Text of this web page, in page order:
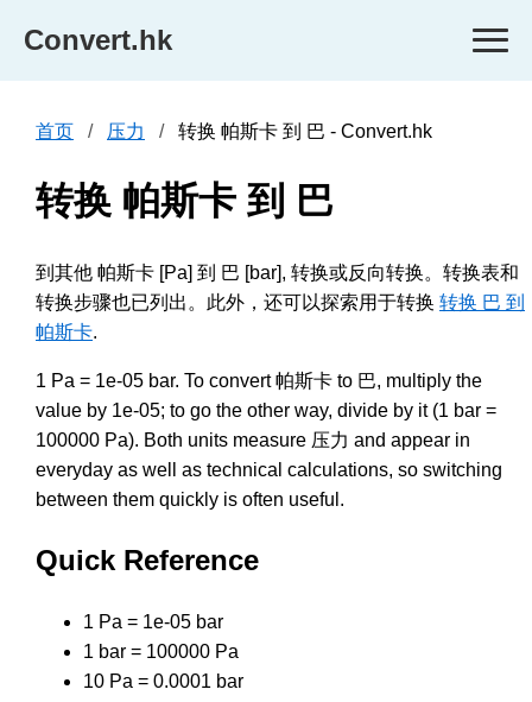
Convert.hk
首页 压力 转换 帕斯卡 到 巴 - Convert.hk
转换 帕斯卡 到 巴
到其他 帕斯卡 [Pa] 到 巴 [bar], 转换或反向转换。转换表和
转换步骤也已列出。此外，还可以探索用于转换 转换 巴 到
帕斯卡.
1 Pa = 1e-05 bar. To convert 帕斯卡 to 巴, multiply the
value by 1e-05; to go the other way, divide by it (1 bar =
100000 Pa). Both units measure 压力 and appear in
everyday as well as technical calculations, so switching
between them quickly is often useful.
Quick Reference
1 Pa = 1e-05 bar
1 bar = 100000 Pa
10 Pa = 0.0001 bar